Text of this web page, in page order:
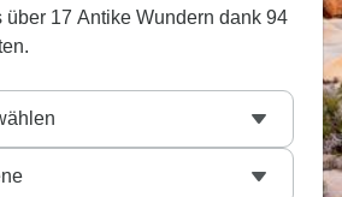
17 Antike Wundern dank 94